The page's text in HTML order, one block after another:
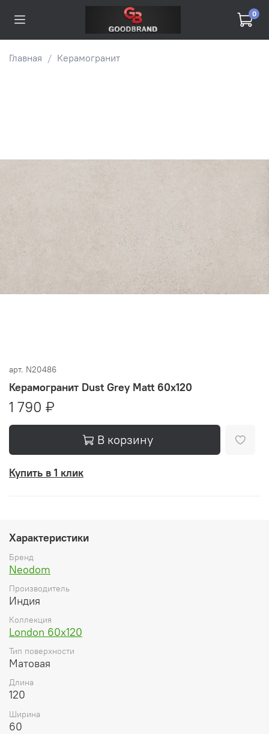
0
Главная Керамогранит
арт. N20486
Керамогранит Dust Grey Matt 60x120
1 790 ₽
В корзину
Купить в 1 клик
Характеристики
Бренд
Neodom
Производитель
Индия
Коллекция
London 60x120
Тип поверхности
Матовая
Длина
120
Ширина
60